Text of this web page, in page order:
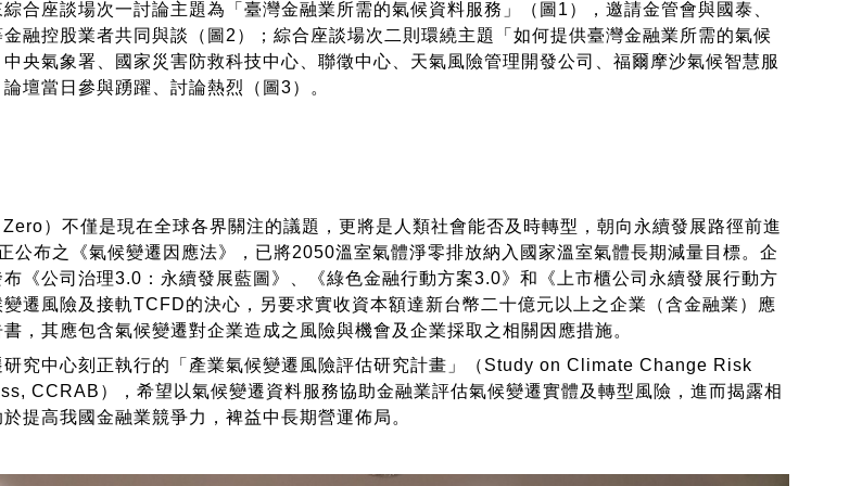
合座談場次一討論主題為「臺灣金融業所需的氣候資料服務」（圖1），邀請金管會與國泰、
融控股業者共同與談（圖2）；綜合座談場次二則環繞主題「如何提供臺灣金融業所需的氣候
央氣象署、國家災害防救科技中心、聯徵中心、天氣風險管理開發公司、福爾摩沙氣候智慧服
壇當日參與踴躍、討論熱烈（圖3）。
）不僅是現在全球各界關注的議題，更將是人類社會能否及時轉型，朝向永續發展路徑前進
公布之《氣候變遷因應法》，已將2050溫室氣體淨零排放納入國家溫室氣體長期減量目標。企
《公司治理3.0：永續發展藍圖》、《綠色金融行動方案3.0》和《上市櫃公司永續發展行動方
遷風險及接軌TCFD的決心，另要求實收資本額達新台幣二十億元以上之企業（含金融業）應
，其應包含氣候變遷對企業造成之風險與機會及企業採取之相關因應措施。
中心刻正執行的「產業氣候變遷風險評估研究計畫」（Study on Climate Change Risk
CCRAB），希望以氣候變遷資料服務協助金融業評估氣候變遷實體及轉型風險，進而揭露相
提高我國金融業競爭力，裨益中長期營運佈局。